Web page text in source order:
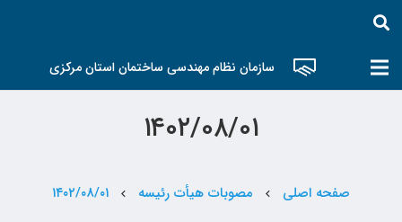
سازمان نظام مهندسی ساختمان استان مرکزی
۱۴۰۲/۰۸/۰۱
صفحه اصلی chevron_left مصوبات هیأت رئیسه chevron_left ۱۴۰۲/۰۸/۰۱